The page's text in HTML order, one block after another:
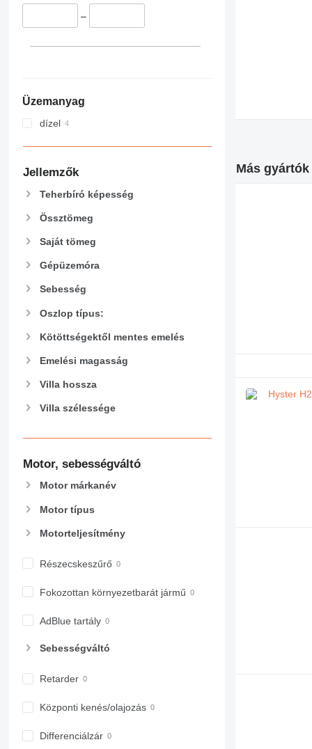
–
Üzemanyag
dízel
Jellemzők
Teherbíró képesség
Össztömeg
Saját tömeg
Gépüzemóra
Sebesség
Oszlop típus:
Kötöttségektől mentes emelés
Emelési magasság
Villa hossza
Villa szélessége
Motor, sebességváltó
Motor márkanév
Motor típus
Motorteljesítmény
Részecskeszűrő
Fokozottan környezetbarát jármű
AdBlue tartály
Sebességváltó
Retarder
Központi kenés/olajozás
Differenciálzár
Más